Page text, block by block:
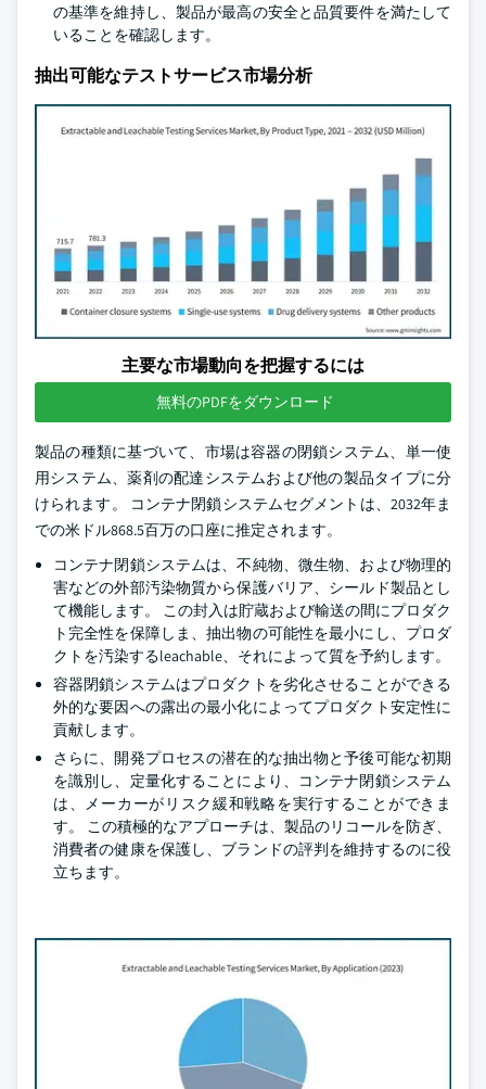
の基準を維持し、製品が最高の安全と品質要件を満たして
いることを確認します。
抽出可能なテストサービス市場分析
主要な市場動向を把握するには
無料のPDFをダウンロード
製品の種類に基づいて、市場は容器の閉鎖システム、単一使
用システム、薬剤の配達システムおよび他の製品タイプに分
けられます。 コンテナ閉鎖システムセグメントは、2032年ま
での米ドル868.5百万の口座に推定されます。
コンテナ閉鎖システムは、不純物、微生物、および物理的
害などの外部汚染物質から保護バリア、シールド製品とし
て機能します。 この封入は貯蔵および輸送の間にプロダク
ト完全性を保障しま、抽出物の可能性を最小にし、プロダ
クトを汚染するleachable、それによって質を予約します。
容器閉鎖システムはプロダクトを劣化させることができる
外的な要因への露出の最小化によってプロダクト安定性に
貢献します。
さらに、開発プロセスの潜在的な抽出物と予後可能な初期
を識別し、定量化することにより、コンテナ閉鎖システム
は、メーカーがリスク緩和戦略を実行することができま
す。 この積極的なアプローチは、製品のリコールを防ぎ、
消費者の健康を保護し、ブランドの評判を維持するのに役
立ちます。